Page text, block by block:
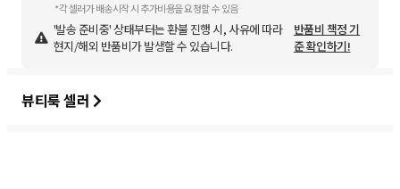
*각 셀러가 배송시작 시 추가비용을 요청할 수 있음
'발송 준비중' 상태부터는 환불 진행 시, 사유에 따라
현지/해외 반품비가 발생할 수 있습니다.
반품비 책정 기
준 확인하기!
뷰티룩 셀러